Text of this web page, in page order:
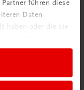
führen diese
Daten
haben oder die sie